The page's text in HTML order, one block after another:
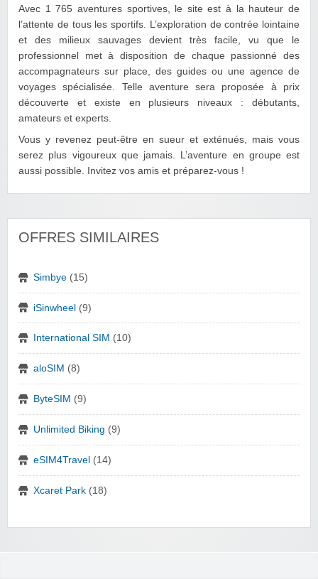
Avec 1 765 aventures sportives, le site est à la hauteur de
l’attente de tous les sportifs. L’exploration de contrée lointaine
et des milieux sauvages devient très facile, vu que le
professionnel met à disposition de chaque passionné des
accompagnateurs sur place, des guides ou une agence de
voyages spécialisée. Telle aventure sera proposée à prix
découverte et existe en plusieurs niveaux : débutants,
amateurs et experts.
Vous y revenez peut-être en sueur et exténués, mais vous
serez plus vigoureux que jamais. L’aventure en groupe est
aussi possible. Invitez vos amis et préparez-vous !
OFFRES SIMILAIRES
Simbye (15)
iSinwheel (9)
International SIM (10)
aloSIM (8)
ByteSIM (9)
Unlimited Biking (9)
eSIM4Travel (14)
Xcaret Park (18)